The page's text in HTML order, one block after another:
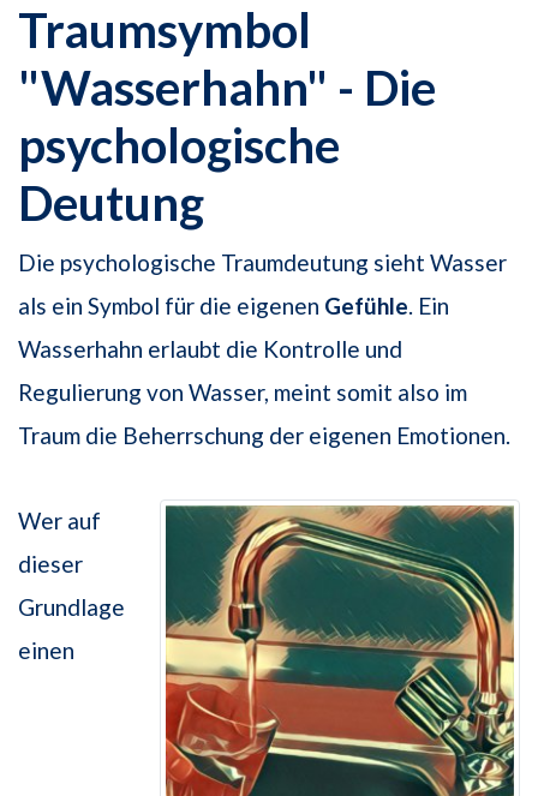
Traumsymbol
"Wasserhahn" - Die
psychologische
Deutung
Die psychologische Traumdeutung sieht Wasser
als ein Symbol für die eigenen Gefühle. Ein
Wasserhahn erlaubt die Kontrolle und
Regulierung von Wasser, meint somit also im
Traum die Beherrschung der eigenen Emotionen.
Wer auf
dieser
Grundlage
einen